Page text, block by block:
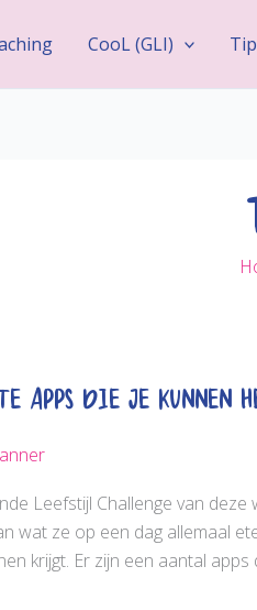
CooL (GLI)
Apps die je
Leefstijl Challenge van
wat ze op een dag allemaal
krijgt. Er zijn een aantal